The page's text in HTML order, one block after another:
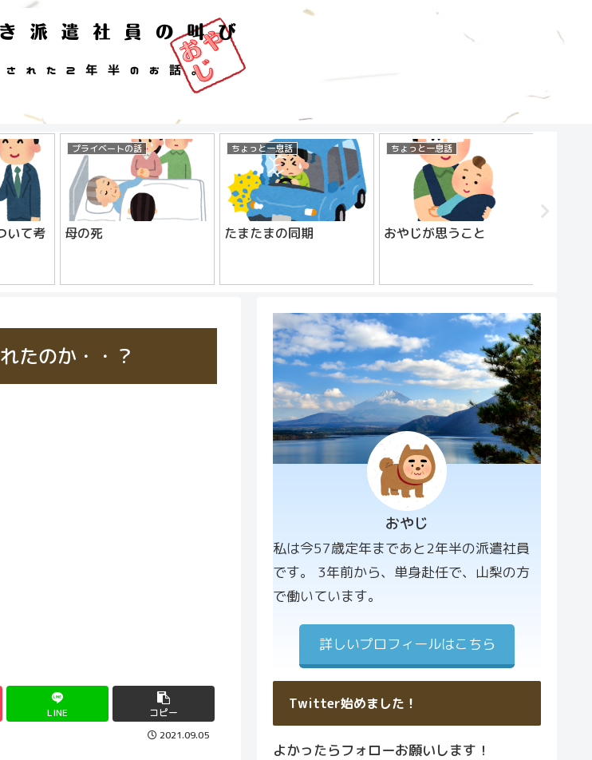
いて考
プライベートの話
母の死
ちょっと一息話
たまたまの同期
ちょっと一息話
おやじが思うこと
たのか・・？
LINE
コピー
2021.09.05
プロフィー
ル画像
おやじ
私は今57歳定年まであと2年半の派遣社員
です。 3年前から、単身赴任で、山梨の方
で働いています。
詳しいプロフィールはこちら
Twitter始めました！
よかったらフォローお願いします！